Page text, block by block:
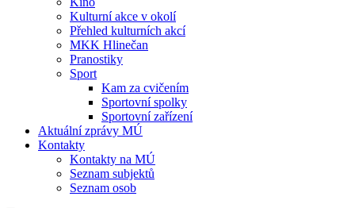
Kulturní akce v okolí
Přehled kulturních akcí
MKK Hlinečan
Pranostiky
Sport
Kam za cvičením
Sportovní spolky
Sportovní zařízení
Aktuální zprávy MÚ
Kontakty
Kontakty na MÚ
Seznam subjektů
Seznam osob